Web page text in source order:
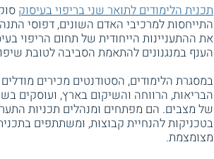
תכנית הלימודים לתואר שני בריפוי בעיסוק
התייחסות למרכיבי האדם השונים, דפוסי
את ההתעניינות הייחודית של תחום הריפוי
הענף במנגנונים להתאמת הסביבה לטובת
במסגרת הלימודים, הסטודנטים מכירים מודלים
הבריאות, הרווחה והשיקום בארץ, ועוסקים
של מצבים. הם מפתחים ומנהלים תכניות
בטכניקות להנחיית קבוצות, ומשתתפים
מצומצמת.